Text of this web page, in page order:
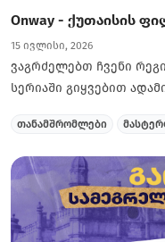
Onway - ქუთაისის
15 ივლისი, 2026
ვაგრძელებთ ჩვენი
სერიაში გიყვებით
თანამშრომლები